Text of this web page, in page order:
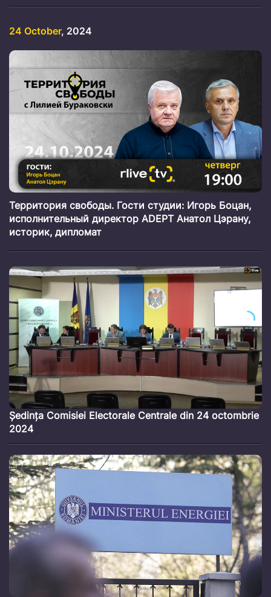
24 October, 2024
Территория свободы. Гости студии: Игорь Боцан,
исполнительный директор ADEPT Анатол Цэрану,
историк, дипломат
Ședința Comisiei Electorale Centrale din 24 octombrie
2024